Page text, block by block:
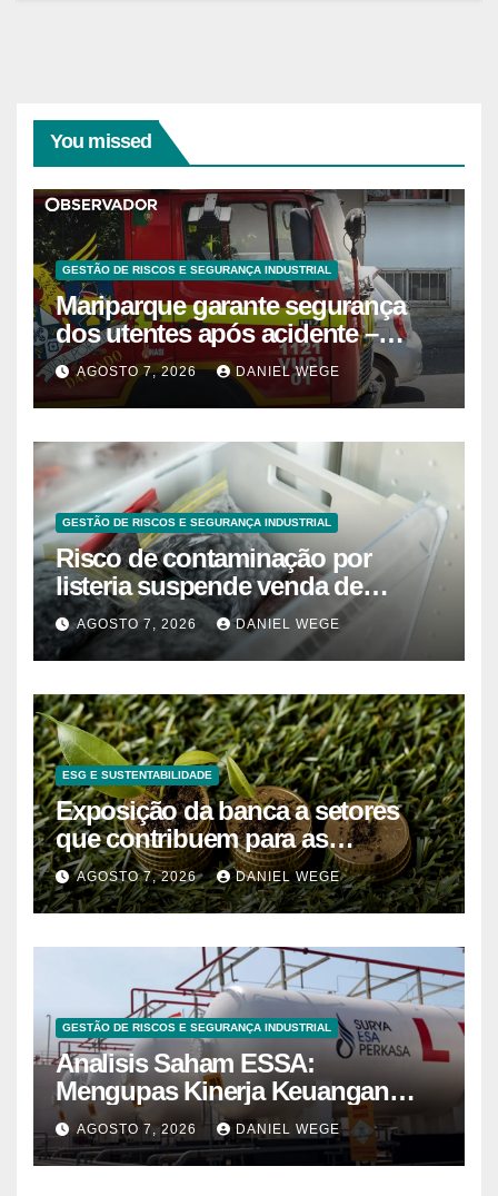
You missed
GESTÃO DE RISCOS E SEGURANÇA INDUSTRIAL
Mariparque garante segurança
dos utentes após acidente –
Observador
AGOSTO 7, 2026 DANIEL WEGE
GESTÃO DE RISCOS E SEGURANÇA INDUSTRIAL
Risco de contaminação por
listeria suspende venda de
mirtilos em fábricas da América
do Norte – Mix Vale
AGOSTO 7, 2026 DANIEL WEGE
ESG E SUSTENTABILIDADE
Exposição da banca a setores
que contribuem para as
alterações climáticas mantém-se
nos 62%
AGOSTO 7, 2026 DANIEL WEGE
GESTÃO DE RISCOS E SEGURANÇA INDUSTRIAL
Analisis Saham ESSA:
Mengupas Kinerja Keuangan
ESSA Semester I 2026
AGOSTO 7, 2026 DANIEL WEGE